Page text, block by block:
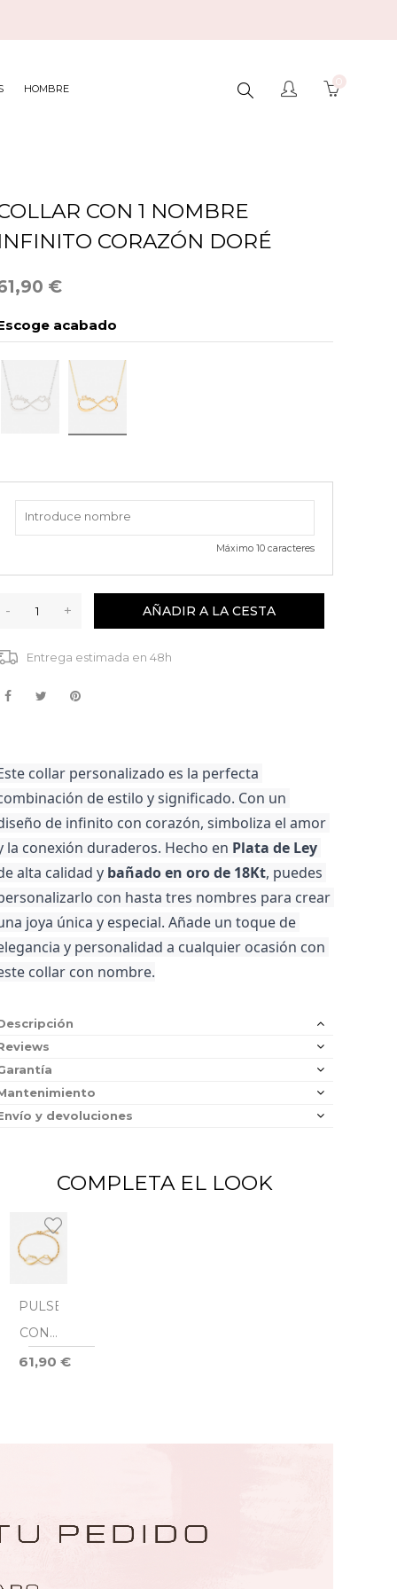
HOMBRE BUSCAR
CON 1 NOMBRE
CORAZÓN DORÉ
€
acabado
Máximo 10caracteres
- + AÑADIR A LA CESTA
Entrega estimada en 48h
collar personalizado es la perfecta
de estilo y significado. Con un
de infinito con corazón, simboliza el amor
la conexión duraderos. Hecho en Plata de Ley
alta calidad y bañado en oro de 18Kt, puedes
con hasta tres nombres para crear
joya única y especial. Añade un toque de
y personalidad a cualquier ocasión con
collar con nombre.
y devoluciones
COMPLETA EL LOOK
PULSERA
CON 1
NOMBRE
61,90 €